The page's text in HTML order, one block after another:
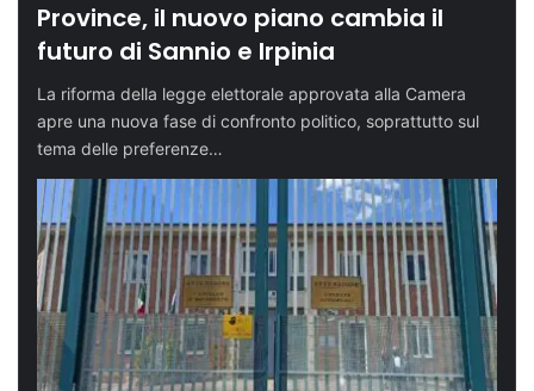
Province, il nuovo piano cambia il
futuro di Sannio e Irpinia
La riforma della legge elettorale approvata alla Camera
apre una nuova fase di confronto politico, soprattutto sul
tema delle preferenze…